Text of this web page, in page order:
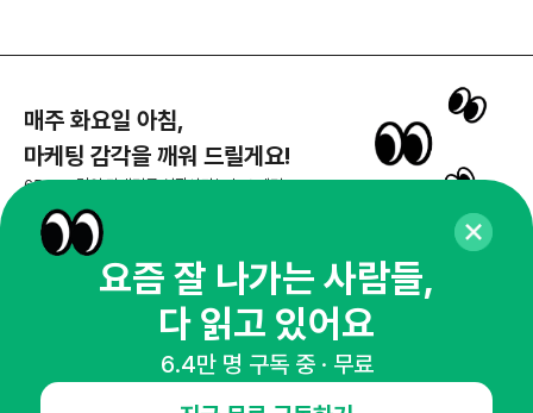
매주 화요일 아침,
마케팅 감각을 깨워 드릴게요!
65,043명의 마케터를 성장시키는 뉴스레터
뉴스레터 구독하기
요즘 잘 나가는 사람들,
다 읽고 있어요
6.4만 명 구독 중 · 무료